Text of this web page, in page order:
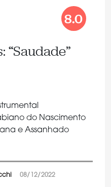
8.0
“Saudade”
do Nascimento
e Assanhado
08/12/2022